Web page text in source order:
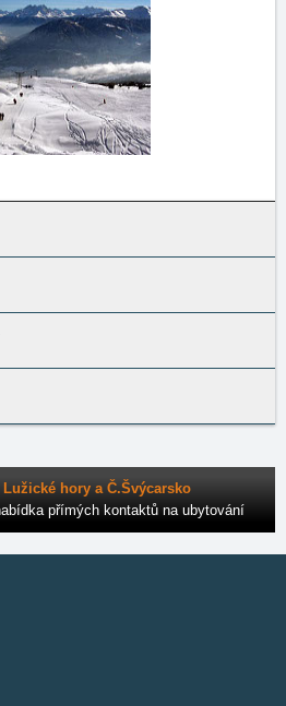
Lužické hory a Č.Švýcarsko
přímých kontaktů na ubytování